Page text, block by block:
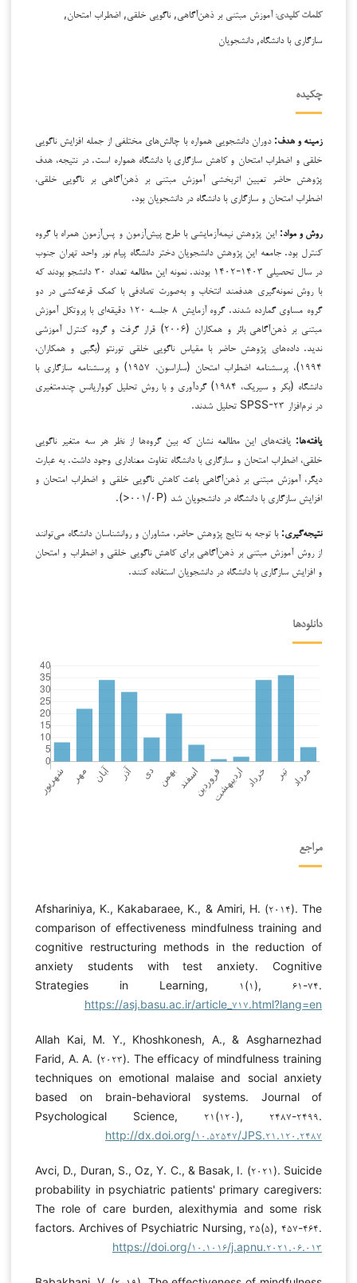
کلمات کلیدی: آموزش مبتنی بر ذهن‌آگاهی, ناگویی خلقی, اضطراب امتحان,
سازگاری با دانشگاه, دانشجویان
چکیده
زمینه و هدف: دوران دانشجویی همواره با چالش‌های مختلفی از جمله افزایش ناگویی
خلقی و اضطراب امتحان و کاهش سازگاری با دانشگاه همواره است. در نتیجه، هدف
پژوهش حاضر تعیین اثربخشی آموزش مبتنی بر ذهن‌آگاهی بر ناگویی خلقی،
اضطراب امتحان و سازگاری با دانشگاه در دانشجویان بود.
روش و مواد: این پژوهش نیمه‌آزمایشی با طرح پیش‌آزمون و پس‌آزمون همراه با گروه
کنترل بود. جامعه این پژوهش دانشجویان دختر دانشگاه پیام نور واحد تهران جنوب
در سال تحصیلی ۱۴۰۳-۱۴۰۲ بودند. نمونه این مطالعه تعداد ۳۰ دانشجو بودند که
با روش نمونه‌گیری هدفمند انتخاب و به‌صورت تصادفی با کمک قرعه‌کشی در دو
گروه مساوی گمارده شدند. گروه آزمایش ۸ جلسه ۱۲۰ دقیقه‌ای با پروتکل آموزش
مبتنی بر ذهن‌آگاهی بائر و همکاران (۲۰۰۶) قرار گرفت و گروه کنترل آموزشی
ندید. داده‌های پژوهش حاضر با مقیاس ناگویی خلقی تورنتو (بگبی و همکاران،
۱۹۹۴)، پرسشنامه اضطراب امتحان (ساراسون، ۱۹۵۷) و پرسشنامه سازگاری با
دانشگاه (بکر و سیریک، ۱۹۸۴) گردآوری و با روش تحلیل کوواریانس چندمتغیری
در نرم‌افزار SPSS-۲۳ تحلیل شدند.
یافته‌ها: یافته‌های این مطالعه نشان که بین گروه‌ها از نظر هر سه متغیر ناگویی
خلقی، اضطراب امتحان و سازگاری با دانشگاه تفاوت معناداری وجود داشت. به عبارت
دیگر، آموزش مبتنی بر ذهن‌آگاهی باعث کاهش ناگویی خلقی و اضطراب امتحان و
افزایش سازگاری با دانشگاه در دانشجویان شد (۰۰۱/۰P<).
نتیجه‌گیری: با توجه به نتایج پژوهش حاضر، مشاوران و روانشناسان دانشگاه می‌توانند
از روش آموزش مبتنی بر ذهن‌آگاهی برای کاهش ناگویی خلقی و اضطراب و امتحان
و افزایش سازگاری با دانشگاه در دانشجویان استفاده کنند.
دانلودها
مراجع
Afshariniya, K., Kakabaraee, K., & Amiri, H. (۲۰۱۴). The
comparison of effectiveness mindfulness training and
cognitive restructuring methods in the reduction of
anxiety students with test anxiety. Cognitive
Strategies in Learning, ۱(۱), ۶۱-۷۴.
https://asj.basu.ac.ir/article_۷۱۷.html?lang=en
Allah Kai, M. Y., Khoshkonesh, A., & Asgharnezhad
Farid, A. A. (۲۰۲۳). The efficacy of mindfulness training
techniques on emotional malaise and social anxiety
based on brain-behavioral systems. Journal of
Psychological Science, ۲۱(۱۲۰), ۲۴۸۷-۲۴۹۹.
http://dx.doi.org/۱۰.۵۲۵۴۷/JPS.۲۱.۱۲۰.۲۴۸۷
Avci, D., Duran, S., Oz, Y. C., & Basak, I. (۲۰۲۱). Suicide
probability in psychiatric patients' primary caregivers:
The role of care burden, alexithymia and some risk
factors. Archives of Psychiatric Nursing, ۳۵(۵), ۴۵۷-۴۶۴.
https://doi.org/۱۰.۱۰۱۶/j.apnu.۲۰۲۱.۰۶.۰۱۳